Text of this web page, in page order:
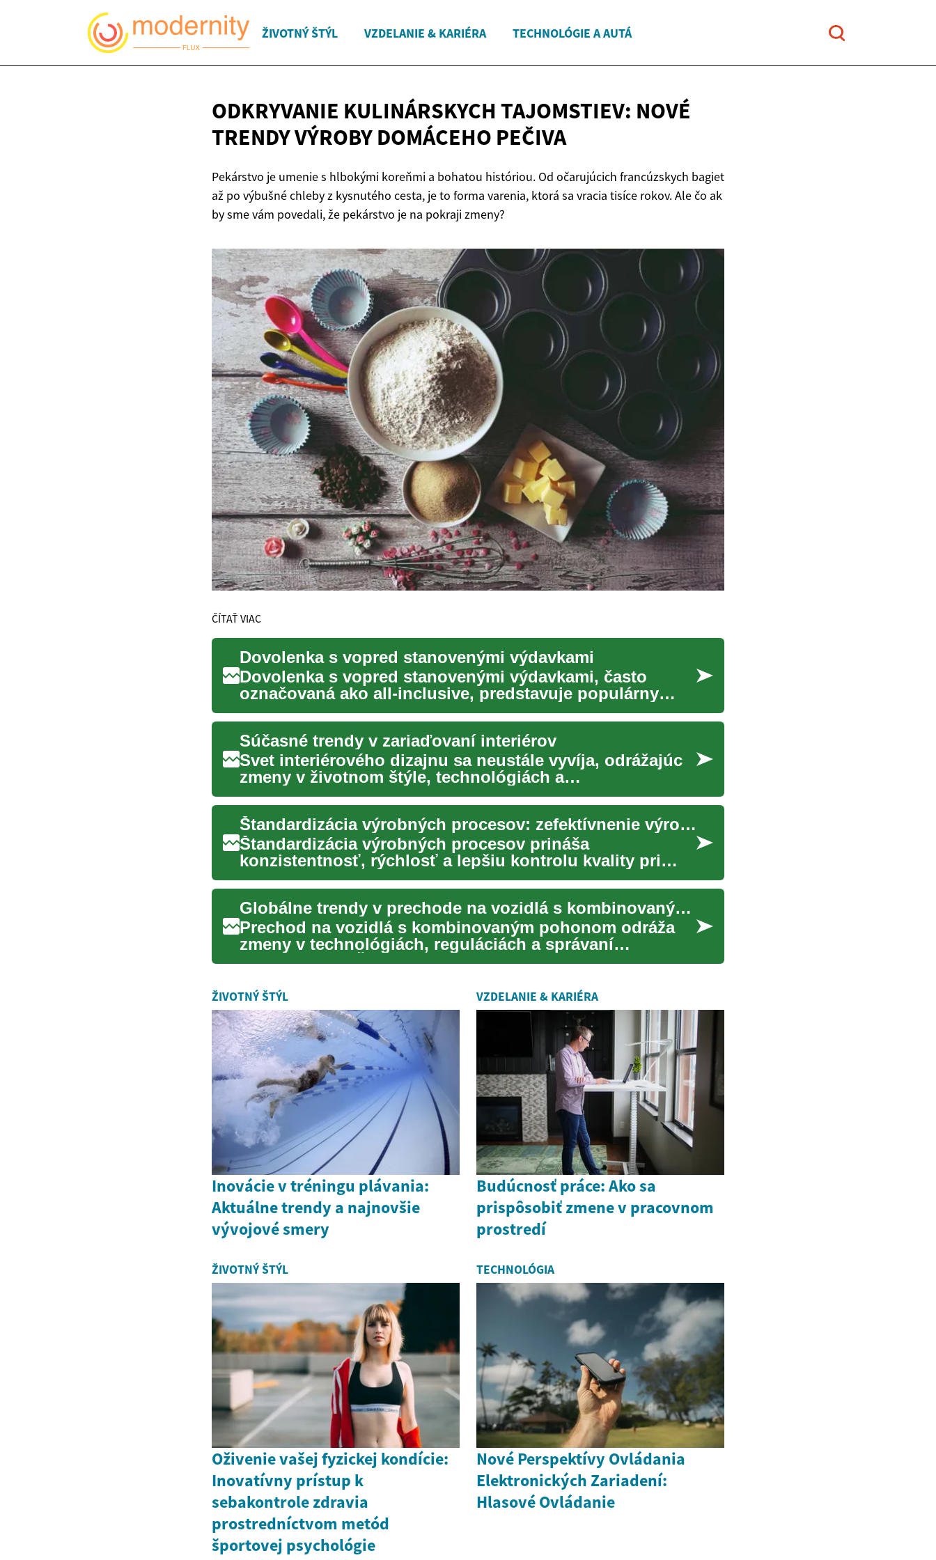
ŽIVOTNÝ ŠTÝL VZDELANIE & KARIÉRA TECHNOLÓGIE A AUTÁ
ODKRYVANIE KULINÁRSKYCH TAJOMSTIEV: NOVÉ
TRENDY VÝROBY DOMÁCEHO PEČIVA
Pekárstvo je umenie s hlbokými koreňmi a bohatou históriou. Od očarujúcich francúzskych bagiet
až po výbušné chleby z kysnutého cesta, je to forma varenia, ktorá sa vracia tisíce rokov. Ale čo ak
by sme vám povedali, že pekárstvo je na pokraji zmeny?
ČÍTAŤ VIAC
Dovolenka s vopred stanovenými výdavkami
Dovolenka s vopred stanovenými výdavkami, často
označovaná ako all-inclusive, predstavuje populárny
spôsob cestovania...
Súčasné trendy v zariaďovaní interiérov
Svet interiérového dizajnu sa neustále vyvíja, odrážajúc
zmeny v životnom štýle, technológiách a
environmentálnom pov...
Štandardizácia výrobných procesov: zefektívnenie výroby prefabrikovaných prvkov
Štandardizácia výrobných procesov prináša
konzistentnosť, rýchlosť a lepšiu kontrolu kvality pri
výrobe prefabrikovan...
Globálne trendy v prechode na vozidlá s kombinovaným pohonom
Prechod na vozidlá s kombinovaným pohonom odráža
zmeny v technológiách, reguláciách a správaní
spotrebiteľov. Článok ...
ŽIVOTNÝ ŠTÝL
Inovácie v tréningu plávania:
Aktuálne trendy a najnovšie
vývojové smery
VZDELANIE & KARIÉRA
Budúcnosť práce: Ako sa
prispôsobiť zmene v pracovnom
prostredí
ŽIVOTNÝ ŠTÝL
Oživenie vašej fyzickej kondície:
Inovatívny prístup k
sebakontrole zdravia
prostredníctvom metód
športovej psychológie
TECHNOLÓGIA
Nové Perspektívy Ovládania
Elektronických Zariadení:
Hlasové Ovládanie